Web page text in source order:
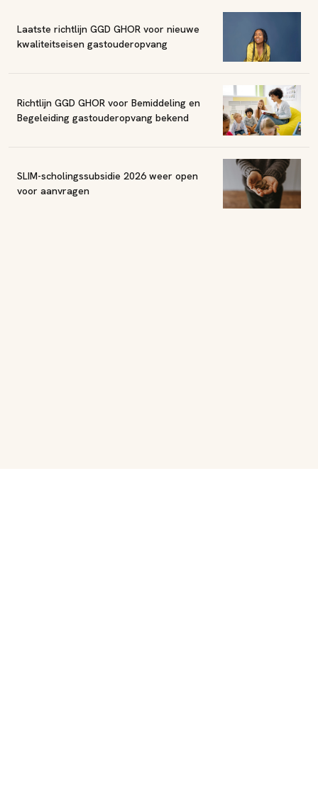
Laatste richtlijn GGD GHOR voor nieuwe
kwaliteitseisen gastouderopvang
Richtlijn GGD GHOR voor Bemiddeling en
Begeleiding gastouderopvang bekend
SLIM-scholingssubsidie 2026 weer open
voor aanvragen